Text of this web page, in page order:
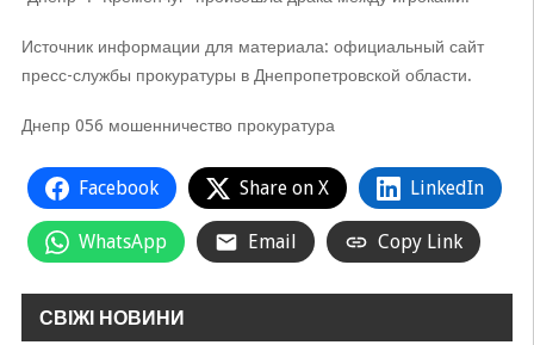
Источник информации для материала: официальный сайт
пресс-службы прокуратуры в Днепропетровской области.
Днепр 056 мошенничество прокуратура
Facebook Share on X LinkedIn
WhatsApp Email Copy Link
СВІЖІ НОВИНИ